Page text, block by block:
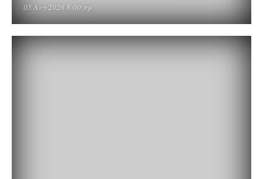
05 Αυγ 2026 8:00 πμ